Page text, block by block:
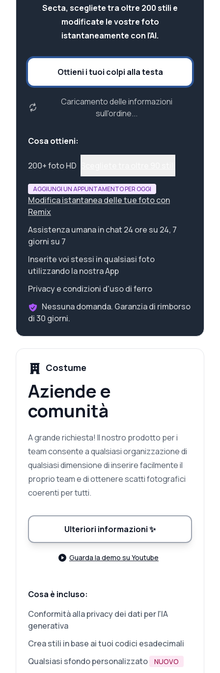
Secta, scegliete tra oltre 200 stili e
modificate le vostre foto
istantaneamente con l'AI.
Ottieni i tuoi colpi alla testa
Caricamento delle informazioni
sull'ordine...
Cosa ottieni:
200+ foto HD
AGGIUNGI UN APPUNTAMENTO PER OGGI
Modifica istantanea delle tue foto con
Remix
Assistenza umana in chat 24 ore su 24, 7
giorni su 7
Inserite voi stessi in qualsiasi foto
utilizzando la nostra App
Privacy e condizioni d'uso di ferro
Nessuna domanda. Garanzia di rimborso
di 30 giorni.
Costume
Aziende e
comunità
A grande richiesta! Il nostro prodotto per i
team consente a qualsiasi organizzazione di
qualsiasi dimensione di inserire facilmente il
proprio team e di ottenere scatti fotografici
coerenti per tutti.
Ulteriori informazioni✨
Guarda la demo su Youtube
Cosa è incluso:
Conformità alla privacy dei dati per l'IA
generativa
Crea stili in base ai tuoi codici esadecimali
Qualsiasi sfondo personalizzato
NUOVO